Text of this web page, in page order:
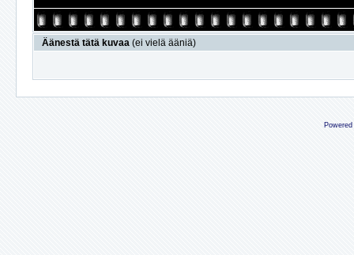
Äänestä tätä kuvaa (ei vielä ääniä)